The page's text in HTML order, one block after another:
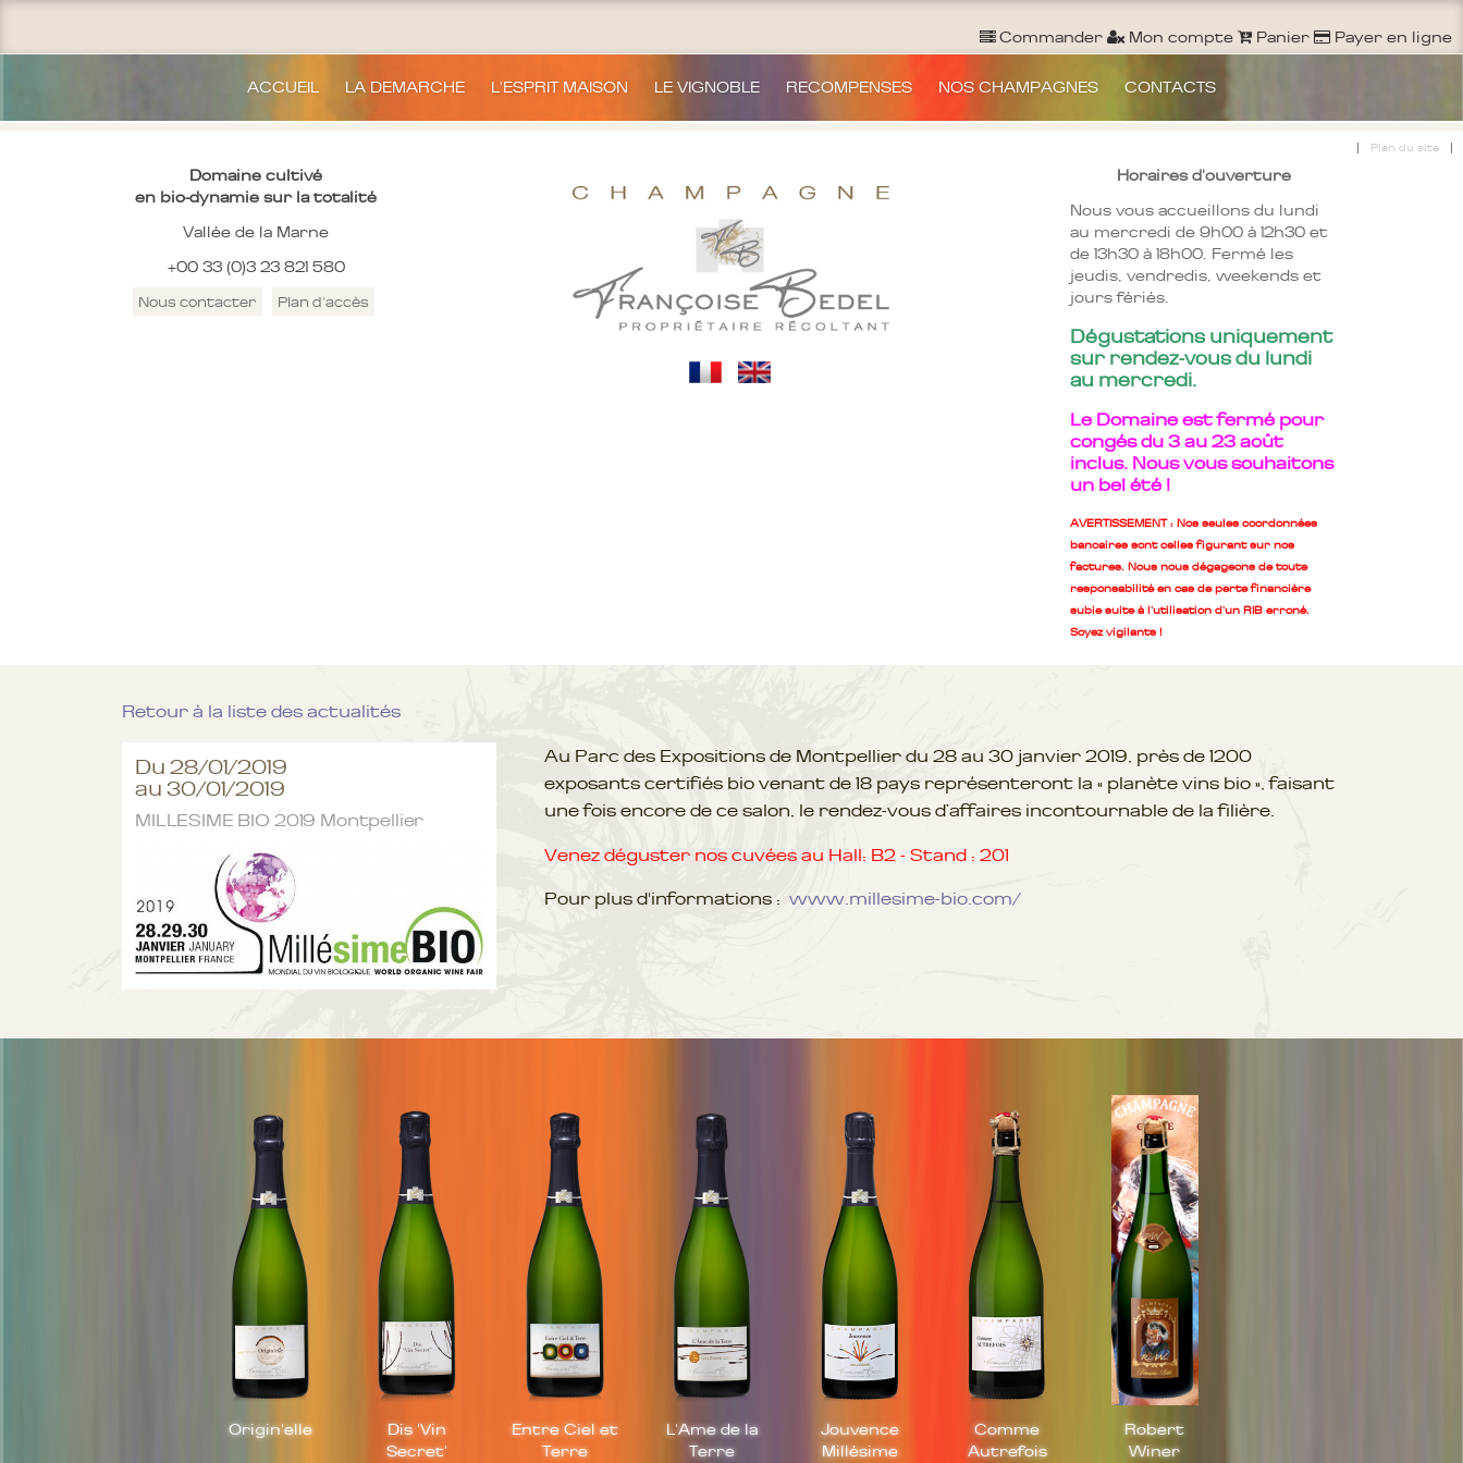
Commander Mon compte Panier Payer en ligne
ACCUEIL LA DEMARCHE L'ESPRIT MAISON LE VIGNOBLE RECOMPENSES NOS CHAMPAGNES CONTACTS
| Plan du site |
Domaine cultivé
en bio-dynamie sur la totalité
Vallée de la Marne
+00 33 (0)3 23 821 580
Nous contacter Plan d'accès
Horaires d'ouverture
Nous vous accueillons du lundi
au mercredi de 9h00 à 12h30 et
de 13h30 à 18h00. Fermé les
jeudis, vendredis, weekends et
jours fériés.
Dégustations uniquement
sur rendez-vous du lundi
au mercredi.
Le Domaine est fermé pour
congés du 3 au 23 août
inclus. Nous vous souhaitons
un bel été !
AVERTISSEMENT : Nos seules coordonnées
bancaires sont celles figurant sur nos
factures. Nous nous dégageons de toute
responsabilité en cas de perte financière
subie suite à l'utilisation d'un RIB erroné.
Soyez vigilants !
Retour à la liste des actualités
Du 28/01/2019
au 30/01/2019
MILLESIME BIO 2019 Montpellier
Au Parc des Expositions de Montpellier du 28 au 30 janvier 2019, près de 1200
exposants certifiés bio venant de 18 pays représenteront la « planète vins bio », faisant
une fois encore de ce salon, le rendez-vous d’affaires incontournable de la filière.
Venez déguster nos cuvées au Hall: B2 - Stand : 201
Pour plus d'informations : www.millesime-bio.com/
Origin'elle
Dis 'Vin
Secret'
Entre Ciel et
Terre
L'Ame de la
Terre
Jouvence
Millésime
Comme
Autrefois
Robert
Winer